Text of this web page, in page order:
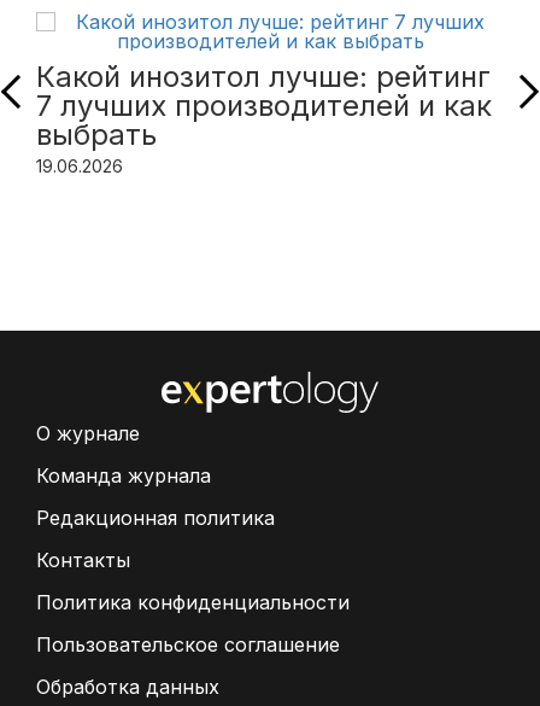
Какой инозитол лучше: рейтинг
7 лучших производителей и как
выбрать
19.06.2026
О журнале
Команда журнала
Редакционная политика
Контакты
Политика конфиденциальности
Пользовательское соглашение
Обработка данных